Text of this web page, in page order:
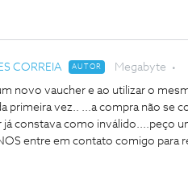
CORREIA AUTOR Megabyte
novo vaucher e ao utilizar o
primeira vez.. ...a compra não se
constava como inválido....peço
entre em contato comigo para